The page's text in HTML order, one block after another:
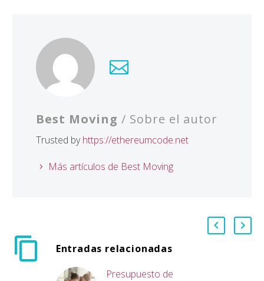
Best Moving / Sobre el autor
Trusted byhttps://ethereumcode.net
Más artículos de Best Moving
Entradas relacionadas
Presupuesto de